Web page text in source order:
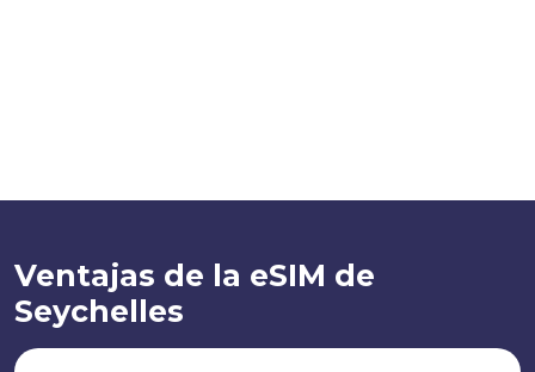
Ventajas de la eSIM de
Seychelles